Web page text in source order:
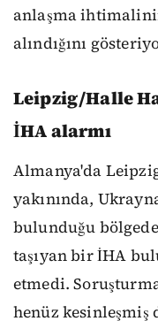
anlaşma
alındığını
Leipzig/Halle
İHA alarmı
Almanya'da
yakınında,
bulunduğu
taşıyan bir İHA
etmedi.
henüz